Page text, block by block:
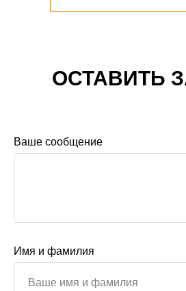
ОСТАВИТЬ
Ваше сообщение
Имя и фамилия